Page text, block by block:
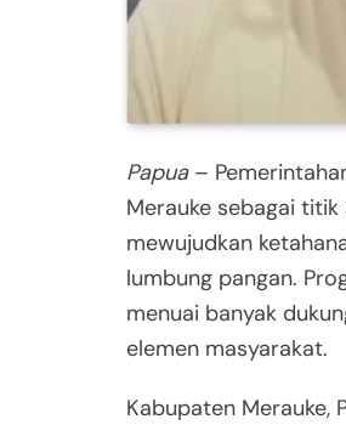
Papua–
Merauke sebagai
mewujudkan
lumbung pangan.
menuai banyak
elemen masyarakat.
Kabupaten Merauke,